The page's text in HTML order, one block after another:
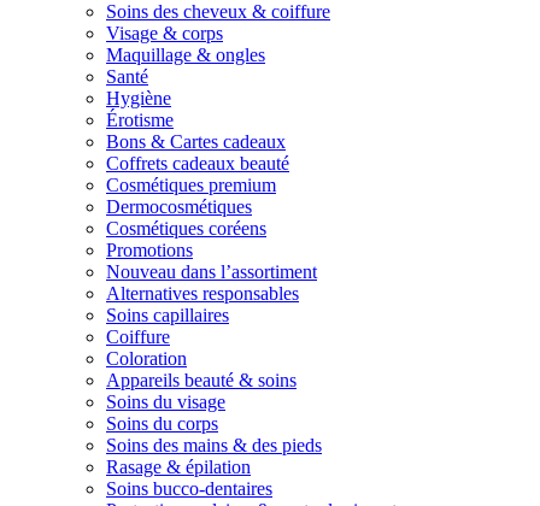
Soins des cheveux & coiffure
Visage & corps
Maquillage & ongles
Santé
Hygiène
Érotisme
Bons & Cartes cadeaux
Coffrets cadeaux beauté
Cosmétiques premium
Dermocosmétiques
Cosmétiques coréens
Promotions
Nouveau dans l’assortiment
Alternatives responsables
Soins capillaires
Coiffure
Coloration
Appareils beauté & soins
Soins du visage
Soins du corps
Soins des mains & des pieds
Rasage & épilation
Soins bucco-dentaires